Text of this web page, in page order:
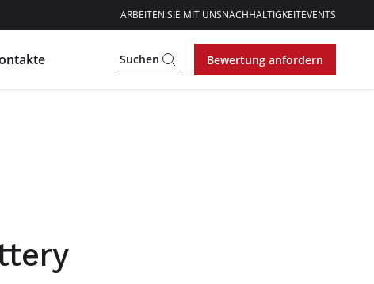
ARBEITEN SIE MIT UNSNACHHALTIGKEITEVENTS
Suchen Bewertung anfordern